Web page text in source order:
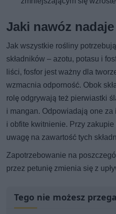
Jaki nawóz
Jak wszystkie rośliny
składników – azotu, potasu i
liści, fosfor jest ważny dla
wzmacnia odporność. Obok
rolę odgrywają też pierwiastki
i mangan. Odpowiadają one
i obfite kwitnienie. Przy
uwagę na zawartość tych
Zapotrzebowanie na
przez petunię zmienia się z
Tego nie możesz